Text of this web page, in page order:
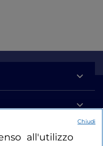
all'utilizzo
Chiudi